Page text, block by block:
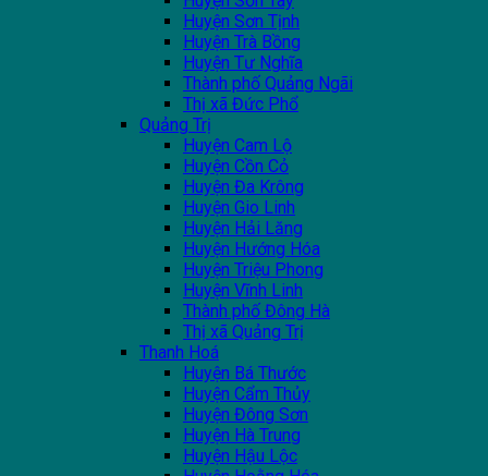
Huyện Sơn Tịnh
Huyện Trà Bồng
Huyện Tư Nghĩa
Thành phố Quảng Ngãi
Thị xã Đức Phổ
Quảng Trị
Huyện Cam Lộ
Huyện Cồn Cỏ
Huyện Đa Krông
Huyện Gio Linh
Huyện Hải Lăng
Huyện Hướng Hóa
Huyện Triệu Phong
Huyện Vĩnh Linh
Thành phố Đông Hà
Thị xã Quảng Trị
Thanh Hoá
Huyện Bá Thước
Huyện Cẩm Thủy
Huyện Đông Sơn
Huyện Hà Trung
Huyện Hậu Lộc